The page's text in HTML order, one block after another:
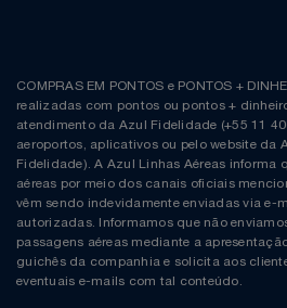
COMPRAS EM PONTOS e PONTOS +
realizadas com pontos ou pontos +
atendimento da Azul Fidelidade (+55 11
aeroportos, aplicativos ou pelo website da
Fidelidade). A Azul Linhas Aéreas informa
aéreas por meio dos canais oficiais
vêm sendo indevidamente enviadas via e-
autorizadas. Informamos que não
passagens aéreas mediante a
guichês da companhia e solicita aos
eventuais e-mails com tal conteúdo.